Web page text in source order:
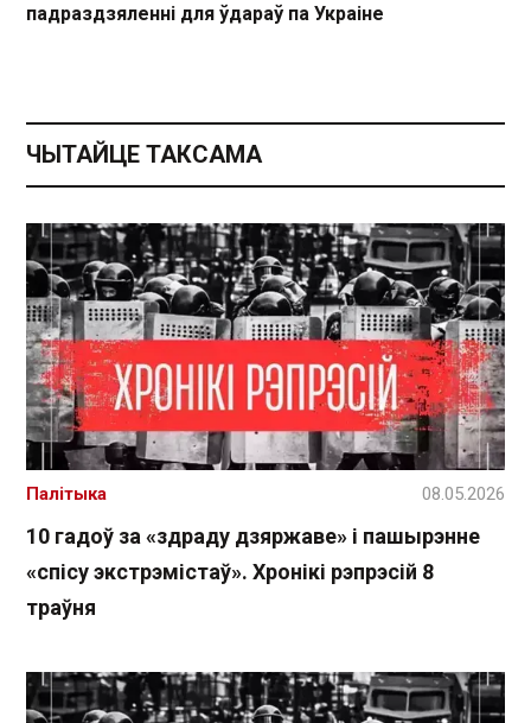
падраздзяленні для ўдараў па Украіне
ЧЫТАЙЦЕ ТАКСАМА
10 гадоў за «здраду дзяржаве» і пашырэнне
«спісу экстрэмістаў». Хронікі рэпрэсій 8
траўня
Палітыка 08.05.2026